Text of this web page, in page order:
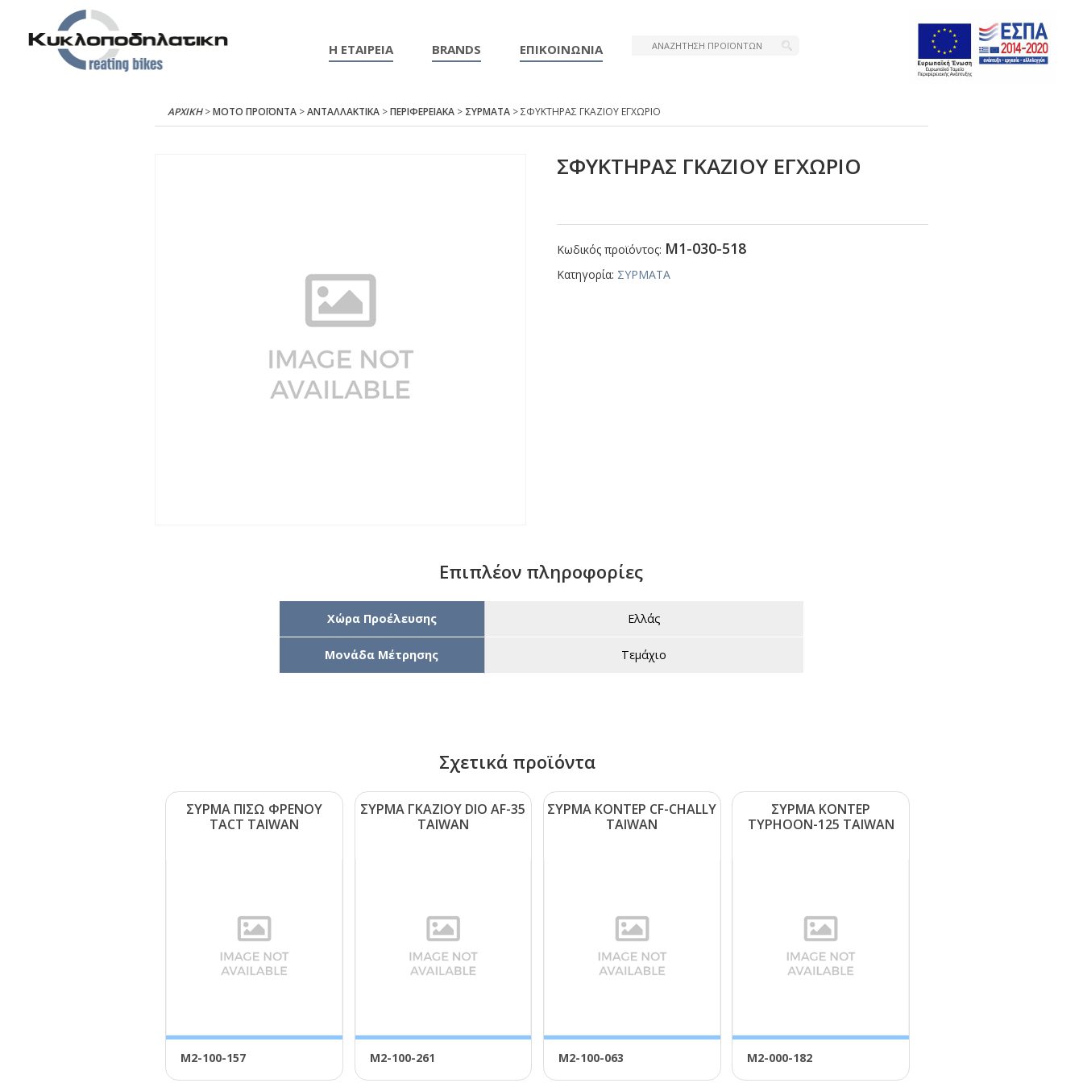
Η ΕΤΑΙΡΕΙΑ BRANDS ΕΠΙΚΟΙΝΩΝΙΑ
ΑΡΧΙΚΉ>ΜΟΤΟ ΠΡΟΪΟΝΤΑ>ΑΝΤΑΛΛΑΚΤΙΚΑ>ΠΕΡΙΦΕΡΕΙΑΚΑ> ΣΥΡΜΑΤΑ> ΣΦΥΚΤΗΡΑΣ ΓΚΑΖΙΟΥ ΕΓΧΩΡΙΟ
ΣΦΥΚΤΗΡΑΣ ΓΚΑΖΙΟΥ ΕΓΧΩΡΙΟ
Κωδικός προϊόντος: Μ1-030-518
Κατηγορία: ΣΥΡΜΑΤΑ
Επιπλέον πληροφορίες
Χώρα Προέλευσης Ελλάς
Μονάδα Μέτρησης Τεμάχιο
Σχετικά προϊόντα
ΣΥΡΜΑ ΠΙΣΩ ΦΡΕΝΟΥ
ΤΑCΤ ΤΑΙWΑΝ
Μ2-100-157
ΣΥΡΜΑ ΓΚΑΖΙΟΥ DΙΟ ΑF-35
ΤΑΙWΑΝ
Μ2-100-261
ΣΥΡΜΑ ΚΟΝΤΕΡ CF-CΗΑLLΥ
ΤΑΙWΑΝ
Μ2-100-063
ΣΥΡΜΑ ΚΟΝΤΕΡ
ΤΥΡΗΟΟΝ-125 ΤΑΙWΑΝ
Μ2-000-182